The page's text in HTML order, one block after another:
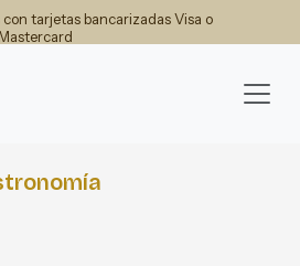
con tarjetas bancarizadas Visa o
Mastercard